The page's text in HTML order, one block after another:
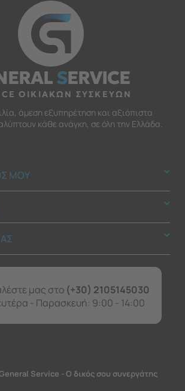
SERVICE
ΟΙΚΙΑΚΩΝ ΣΥΣΚΕΥΩΝ
άμεση εξυπηρέτηση και αξιόπιστα
κάθε ανάγκη, σε όλη την Ελλάδα.
ΜΟΥ
μας στο (+30) 2105145030
- Παρασκευή: 9:00 - 14:00
Service - Ο δικός σου συνεργάτης